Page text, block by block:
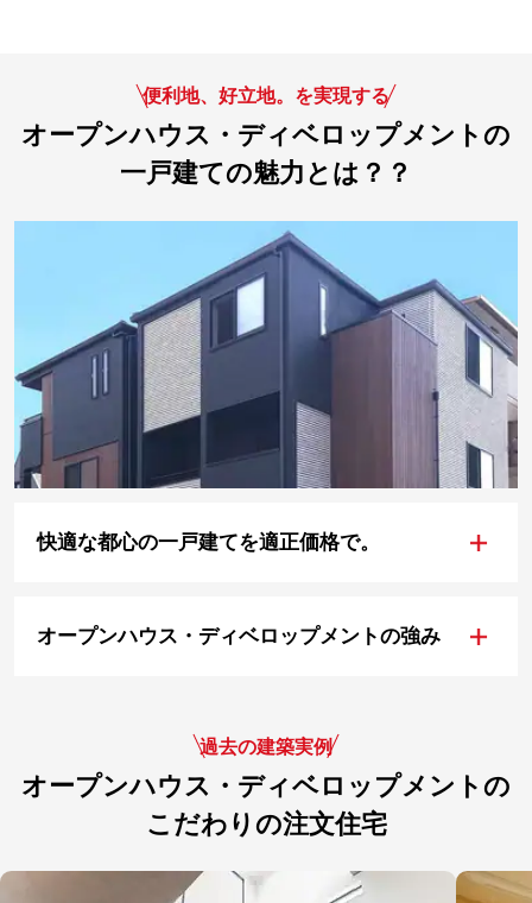
便利地、好立地。を実現する
オープンハウス・ディベロップメントの
一戸建ての魅力とは？？
快適な都心の一戸建てを適正価格で。 +
オープンハウス・ディベロップメントの強み +
過去の建築実例
オープンハウス・ディベロップメントの
こだわりの注文住宅